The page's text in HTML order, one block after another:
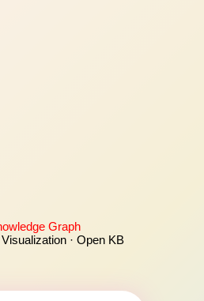
Graph
· Open KB